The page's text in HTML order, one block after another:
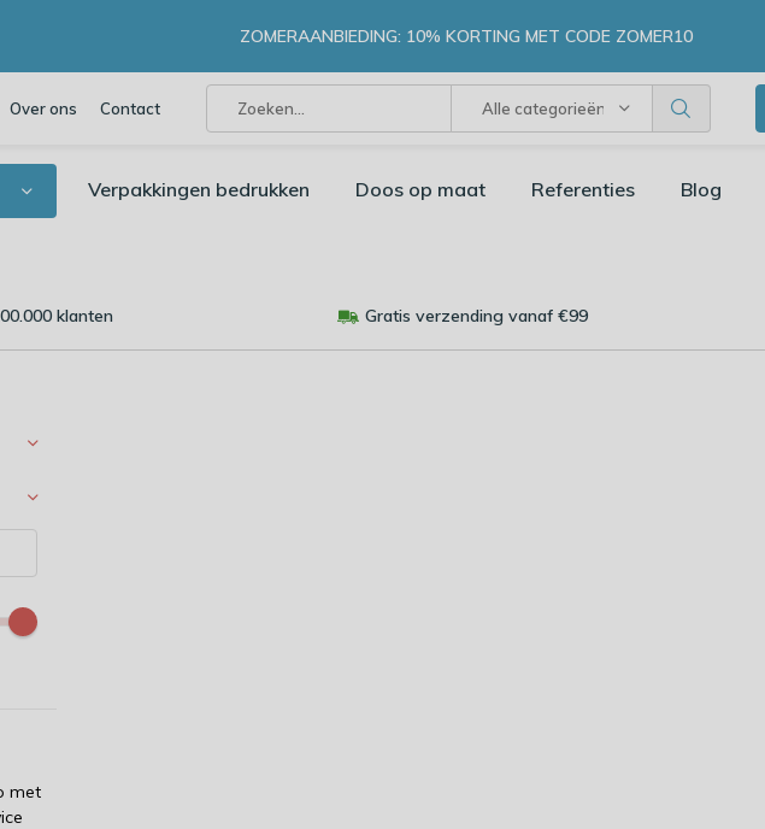
Over ons Contact Alle categorieën
ZOMERAANBIEDING: 10% KORTING MET CODE ZOMER10
Verpakkingen bedrukken Doos op maat Referenties Blog
klanten Gratis verzending vanaf €99
met